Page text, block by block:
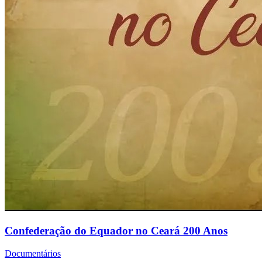
Confederação do Equador no Ceará 200 Anos
Documentários